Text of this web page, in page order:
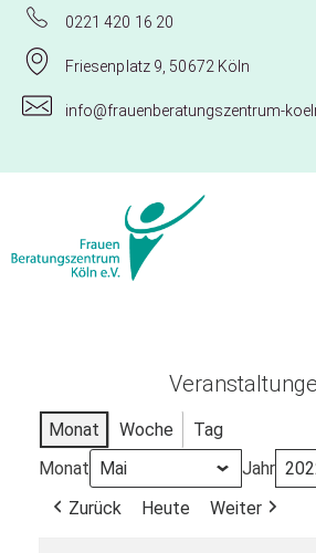
0221 420 16 20
Friesenplatz 9, 50672 Köln
info@frauenberatungszentrum-
Monat Woche
Tag
Monat
Jahr
Zurück
Heute Weiter